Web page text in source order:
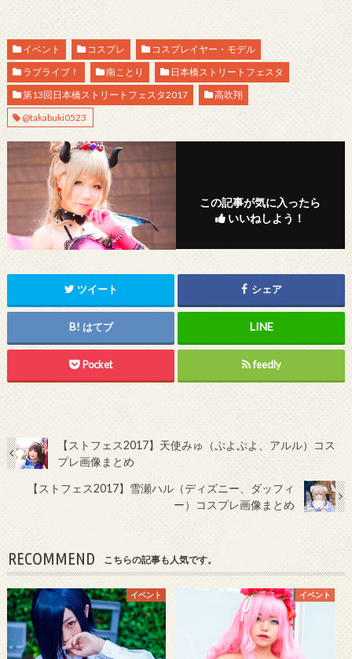
イベント コスプレ
コスプレイヤー・モデル
ラブライブ！
南ことり
日本橋ストリートフェスタ
第13回日本橋ストリートフェスタ2017
高吹翔
@takabuki0523
この記事が気に入ったら
いいねしよう！
ツイート シェア
はてブ
Pocket feedly
【ストフェス2017】天使みゅ（ぷよぷよ、アルル）コス
プレ画像まとめ
【ストフェス2017】雪瀬ハル（ディズニー、ダッフィ
ー）コスプレ画像まとめ
RECOMMEND こちらの記事も人気です。
イベント イベント